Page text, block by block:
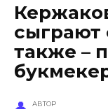
сыграют
также –
АВТОР